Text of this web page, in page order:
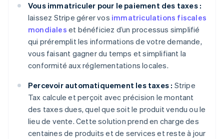
Vous immatriculer pour le paiement des taxes :
laissez Stripe gérer vos immatriculations fiscales
mondiales et bénéficiez d’un processus simplifié
qui préremplit les informations de votre demande,
vous faisant gagner du temps et simplifiant la
conformité aux réglementations locales.
Percevoir automatiquement les taxes : Stripe
Tax calcule et perçoit avec précision le montant
des taxes dues, quel que soit le produit vendu ou le
lieu de vente. Cette solution prend en charge des
centaines de produits et de services et reste à jour